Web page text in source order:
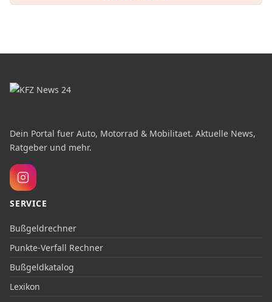
Dein Portal fuer Auto, Motorrad & Mobilitaet. Aktuelle News,
Ratgeber und mehr.
SERVICE
Bußgeldrechner
Punkte-Verfall Rechner
Bußgeldkatalog
Lexikon